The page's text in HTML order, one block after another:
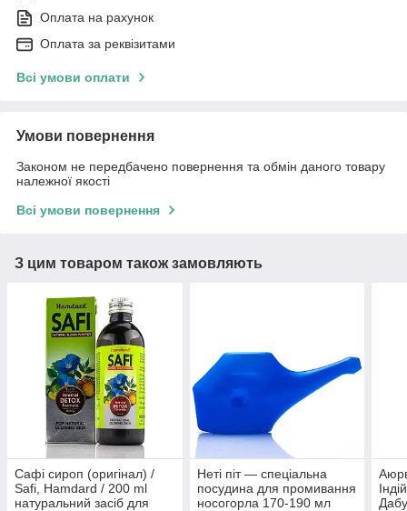
Оплата на рахунок
Оплата за реквізитами
Всі умови оплати
Умови повернення
Законом не передбачено повернення та обмін даного товару
належної якості
Всі умови повернення
З цим товаром також замовляють
Сафі сироп (оригінал) /
Safi, Hamdard / 200 ml
натуральний засіб для
Неті піт — спеціальна
посудина для промивання
носогорла 170-190 мл